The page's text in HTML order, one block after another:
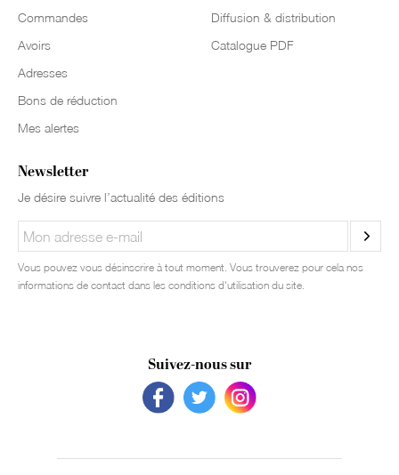
Commandes
Avoirs
Adresses
Bons de réduction
Mes alertes
Diffusion & distribution
Catalogue PDF
Newsletter
Je désire suivre l’actualité des éditions
Vous pouvez vous désinscrire à tout moment. Vous trouverez pour cela nos
informations de contact dans les conditions d'utilisation du site.
Suivez-nous sur